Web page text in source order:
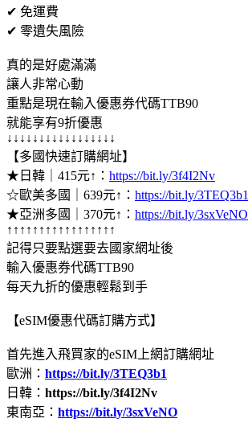
✔ 免運費
✔ 零遺失風險
真的是好處滿滿
讓人非常心動
重點是現在輸入優惠券代碼TTB90
就能享有9折優惠
↓↓↓↓↓↓↓↓↓↓↓↓↓↓↓↓↓
【多國快速訂購網址】
★日韓｜415元↑： https://bit.ly/3f4I2Nv
☆歐美多國｜639元↑： https://bit.ly/3TEQ3b1
★亞洲多國｜370元↑： https://bit.ly/3sxVeNO
↑↑↑↑↑↑↑↑↑↑↑↑↑↑↑↑↑
記得只要點選要去國家網址後
輸入優惠券代碼TTB90
每天九折的優惠輕鬆到手
【eSIM優惠代碼訂購方式】
首先進入飛買家的eSIM上網訂購網址
歐洲： https://bit.ly/3TEQ3b1
日韓： https://bit.ly/3f4I2Nv
東南亞： https://bit.ly/3sxVeNO